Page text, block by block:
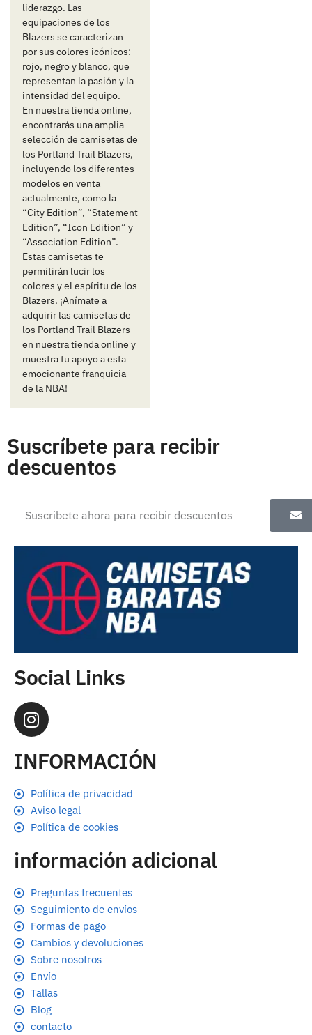
liderazgo. Las
equipaciones de los
Blazers se caracterizan
por sus colores icónicos:
rojo, negro y blanco, que
representan la pasión y la
intensidad del equipo.
En nuestra tienda online,
encontrarás una amplia
selección de camisetas de
los Portland Trail Blazers,
incluyendo los diferentes
modelos en venta
actualmente, como la
“City Edition”, “Statement
Edition”, “Icon Edition” y
“Association Edition”.
Estas camisetas te
permitirán lucir los
colores y el espíritu de los
Blazers. ¡Anímate a
adquirir las camisetas de
los Portland Trail Blazers
en nuestra tienda online y
muestra tu apoyo a esta
emocionante franquicia
de la NBA!
Suscríbete para recibir
descuentos
Social Links
INFORMACIÓN
Política de privacidad
Aviso legal
Política de cookies
información adicional
Preguntas frecuentes
Seguimiento de envíos
Formas de pago
Cambios y devoluciones
Sobre nosotros
Envío
Tallas
Blog
contacto